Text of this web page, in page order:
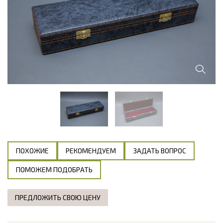
ПОХОЖИЕ РЕКОМЕНДУЕМ ЗАДАТЬ ВОПРОС
ПОМОЖЕМ ПОДОБРАТЬ
ПРЕДЛОЖИТЬ СВОЮ ЦЕНУ